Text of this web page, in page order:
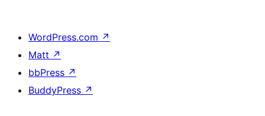
WordPress.com ↗
Matt ↗
bbPress ↗
BuddyPress ↗